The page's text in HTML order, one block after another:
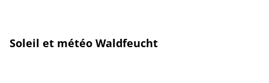
Soleil et météo Waldfeucht